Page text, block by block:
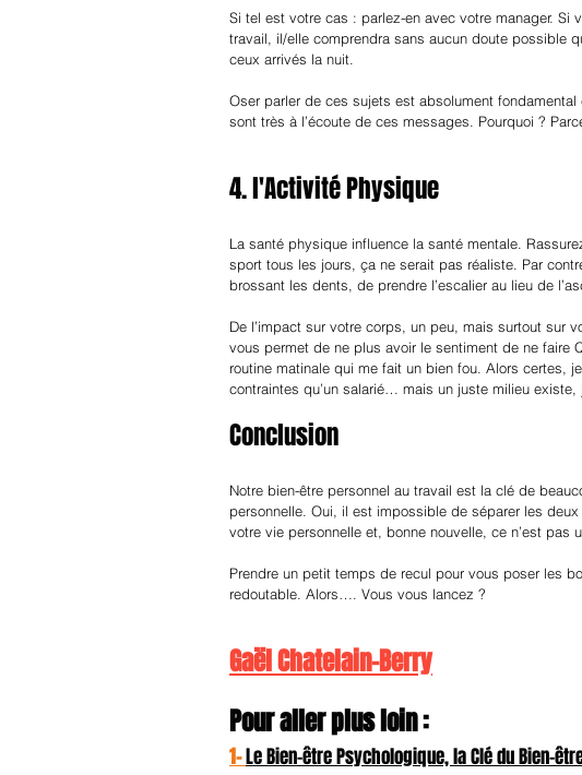
Si tel est votre cas : parlez-en avec votre manager.
travail, il/elle comprendra sans aucun doute possible
ceux arrivés la nuit.
Oser parler de ces sujets est absolument
sont très à l’écoute de ces messages. Pourquoi ?
4. l'Activité Physique
La santé physique influence la santé mentale.
sport tous les jours, ça ne serait pas réaliste. Par
brossant les dents, de prendre l’escalier au lieu de
De l’impact sur votre corps, un peu, mais surtout sur
vous permet de ne plus avoir le sentiment de ne faire
routine matinale qui me fait un bien fou. Alors certes,
contraintes qu’un salarié… mais un juste milieu existe,
Conclusion
Notre bien-être personnel au travail est la clé de
personnelle. Oui, il est impossible de séparer les
votre vie personnelle et, bonne nouvelle, ce n’est pas
Prendre un petit temps de recul pour vous poser les
redoutable. Alors…. Vous vous lancez ?
Gaël Chatelain-Berry
Pour aller plus loin :
1- Le Bien-être Psychologique, la Clé du Bien-